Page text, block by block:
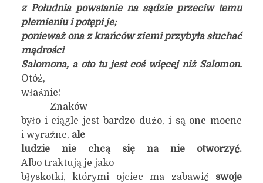
z Południa powstanie na sądzie przeciw temu
plemieniu i potępi je;
ponieważ ona z krańców ziemi przybyła słuchać
mądrości
Salomona, a oto tu jest coś więcej niż Salomon.
Otóż,
właśnie!
Znaków
było i ciągle jest bardzo dużo, i są one mocne
i wyraźne, ale
ludzie nie chcą się na nie otworzyć.
Albo traktują je jako
błyskotki, którymi ojciec ma zabawić swoje